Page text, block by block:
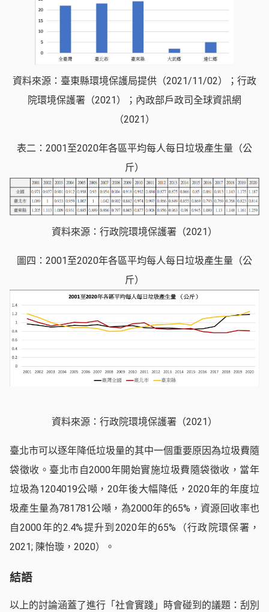
資料來源：臺東縣環境保護局提供（2021/11/02）；行政
院環境保護署（2021）；內政部戶政司全球資訊網
（2021）
表二：2001至2020年各區平均每人每日垃圾產生量（公
斤）
資料來源：行政院環境保護署（2021）
圖四：2001至2020年各區平均每人每日垃圾產生量（公
斤）
資料來源：行政院環境保護署（2021）
臺北市可以逐年降低垃圾量的其中一個重要原因為垃圾費隨
袋徵收。臺北市自2000年開始實施垃圾費隨袋徵收，當年
垃圾為1204019公噸，20年後大幅降低，2020年的年度垃
圾產生量為781781公噸，為2000年的65%，資源回收率也
自2000年的2.4%提升到2020年的65%（行政院環保署，
2021; 陳怡璇，2020）。
結語
以上的討論涵蓋了進行「社會實踐」時會碰到的議題：刮別